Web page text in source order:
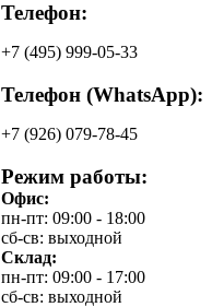
Телефон:
+7 (495) 999-05-33
Телефон (WhatsApp):
+7 (926) 079-78-45
Режим работы:
Офис:
пн-пт: 09:00 - 18:00
сб-св: выходной
Склад:
пн-пт: 09:00 - 17:00
сб-св: выходной